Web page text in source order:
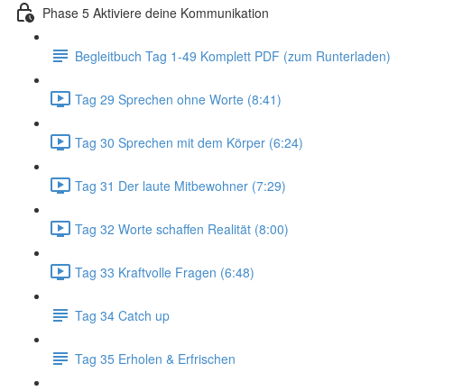
Phase 5 Aktiviere deine Kommunikation
Begleitbuch Tag 1-49 Komplett PDF (zum Runterladen)
Tag 29 Sprechen ohne Worte (8:41)
Tag 30 Sprechen mit dem Körper (6:24)
Tag 31 Der laute Mitbewohner (7:29)
Tag 32 Worte schaffen Realität (8:00)
Tag 33 Kraftvolle Fragen (6:48)
Tag 34 Catch up
Tag 35 Erholen & Erfrischen